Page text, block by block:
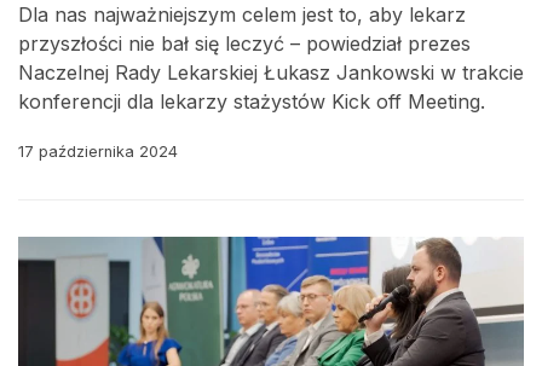
Dla nas najważniejszym celem jest to, aby lekarz
przyszłości nie bał się leczyć – powiedział prezes
Naczelnej Rady Lekarskiej Łukasz Jankowski w trakcie
konferencji dla lekarzy stażystów Kick off Meeting.
17 października 2024